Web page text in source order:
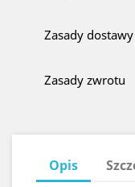
Zasady dostawy
Zasady zwrotu
Opis